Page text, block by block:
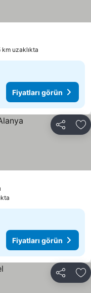
görün
km uzaklıkta
Fiyatları görün
Paylaş
Fiyatları görün
Paylaş